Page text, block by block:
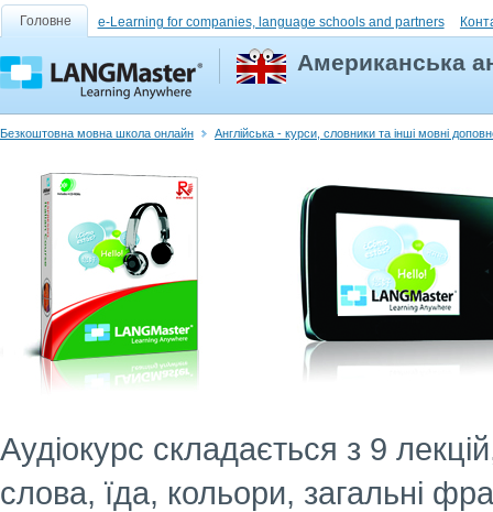
Головне e-Learning for companies, language schools and partners
Американська
Безкоштовна мовна школа онлайн Англійська - курси, словники та інші мовні
Аудіокурс складається з 9
слова, їда, кольори, загальні